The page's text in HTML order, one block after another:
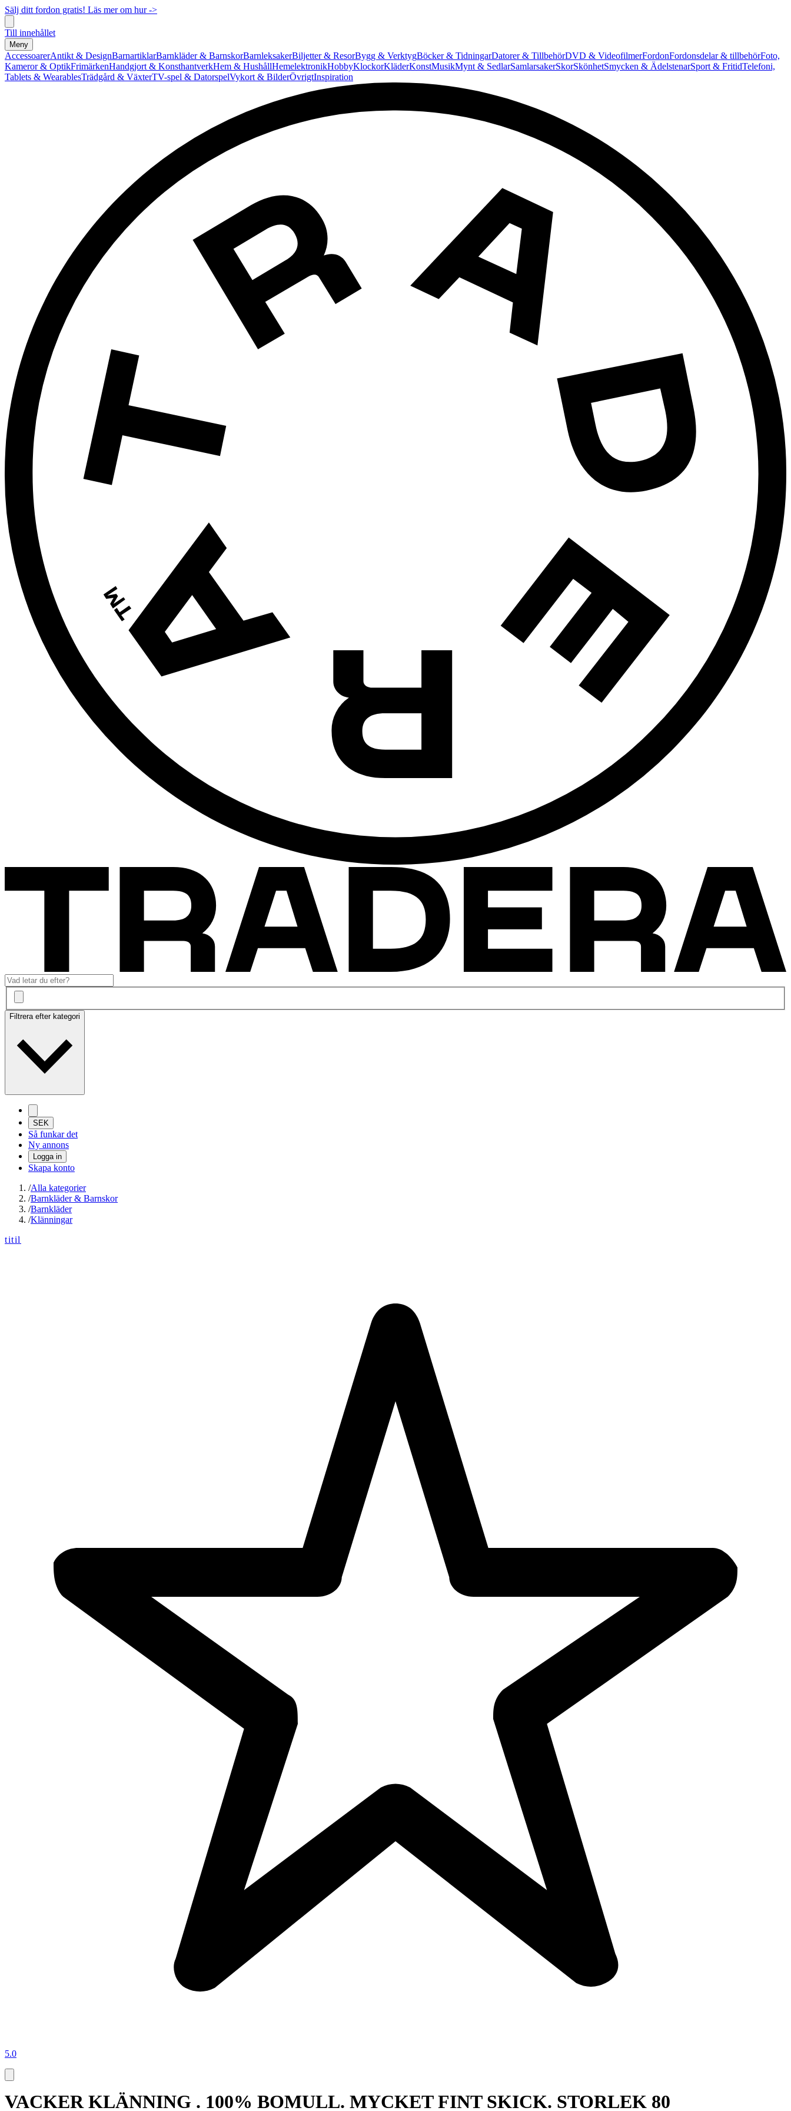
Sälj ditt fordon gratis! Läs mer om hur ->
Till innehållet
Meny
AccessoarerAntikt & DesignBarnartiklarBarnkläder & BarnskorBarnleksakerBiljetter & ResorBygg & VerktygBöcker & TidningarDatorer & TillbehörDVD & VideofilmerFordonFordonsdelar & tillbehörFoto,
Kameror & OptikFrimärkenHandgjort & KonsthantverkHem & HushållHemelektronikHobbyKlockorKläderKonstMusikMynt & SedlarSamlarsakerSkorSkönhetSmycken & ÄdelstenarSport & FritidTelefoni,
Tablets & WearablesTrädgård & VäxterTV-spel & DatorspelVykort & BilderÖvrigtInspiration
Filtrera efter kategori
SEK
Så funkar det
Ny annons
Logga in
Skapa konto
/Alla kategorier
/Barnkläder & Barnskor
/Barnkläder
/Klänningar
titil
5.0
VACKER KLÄNNING . 100% BOMULL. MYCKET FINT SKICK. STORLEK 80